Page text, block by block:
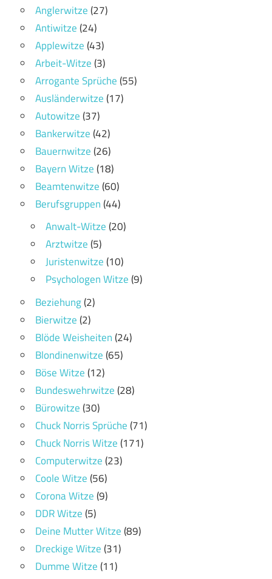
Anglerwitze(27)
Antiwitze(24)
Applewitze(43)
Arbeit-Witze(3)
Arrogante Sprüche(55)
Ausländerwitze(17)
Autowitze(37)
Bankerwitze(42)
Bauernwitze(26)
Bayern Witze(18)
Beamtenwitze(60)
Berufsgruppen(44)
Anwalt-Witze(20)
Arztwitze(5)
Juristenwitze(10)
Psychologen Witze(9)
Beziehung(2)
Bierwitze(2)
Blöde Weisheiten(24)
Blondinenwitze(65)
Böse Witze(12)
Bundeswehrwitze(28)
Bürowitze(30)
Chuck Norris Sprüche(71)
Chuck Norris Witze(171)
Computerwitze(23)
Coole Witze(56)
Corona Witze(9)
DDR Witze(5)
Deine Mutter Witze(89)
Dreckige Witze(31)
Dumme Witze(11)